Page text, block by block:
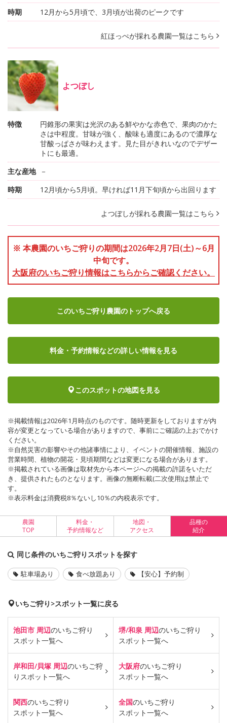
時期
12月から5月頃で、3月頃が出荷のピークです
紅ほっぺが採れる農園一覧はこちら
よつぼし
特徴
円錐形の果実は光沢のある鮮やかな赤色で、果肉のかた
さは中程度。甘味が強く、酸味も適度にあるので濃厚な
甘酸っぱさが味わえます。見た目がきれいなのでデザー
トにも最適。
主な産地
－
時期
12月頃から5月頃。早ければ11月下旬頃から出回ります
よつぼしが採れる農園一覧はこちら
※ 本農園のいちご狩りの期間は2026年2月7日(土)～6月
中旬です。
大阪府のいちご狩り情報はこちらからご確認ください。
このいちご狩り農園のトップへ戻る
料金・予約情報などの詳しい情報を見る
このスポットの地図を見る
※掲載情報は2026年1月時点のものです。随時更新をしておりますが内
容が変更となっている場合がありますので、事前にご確認の上おでかけ
ください。
※自然災害の影響やその他諸事情により、イベントの開催情報、施設の
営業時間、植物の開花・見頃期間などは変更になる場合があります。
※掲載されている画像は取材先から本ページへの掲載の許諾をいただ
き、提供されたものとなります。画像の無断転載(二次使用)は禁止で
す。
※表示料金は消費税8％ないし10％の内税表示です。
農園
TOP
料金・
予約情報など
地図・
アクセス
品種の
紹介
同じ条件のいちご狩りスポットを探す
駐車場あり 食べ放題あり 【安心】予約制
いちご狩り>スポット一覧に戻る
池田市 周辺のいちご狩り
スポット一覧へ
堺/和泉 周辺のいちご狩り
スポット一覧へ
岸和田/貝塚 周辺のいちご狩
り スポット一覧へ
大阪府のいちご狩り
スポット一覧へ
関西のいちご狩り
スポット一覧へ
全国のいちご狩り
スポット一覧へ